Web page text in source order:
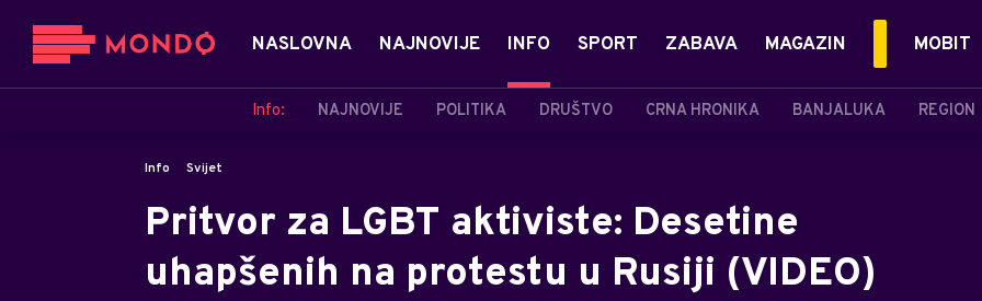
NASLOVNA NAJNOVIJE INFO
Info: NAJNOVIJE POLITIKA DRUŠTVO CRNA HRONIKA BANJALUKA REGION
SPORT ZABAVA MAGAZIN MOBIT
Info Svijet
Pritvor za LGBT aktiviste: Desetine
uhapšenih na protestu u Rusiji (VIDEO)